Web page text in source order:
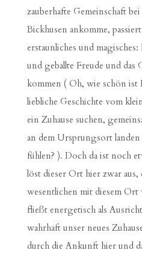
zauberhafte Gemeinschaft
Bickhusen ankomme,
erstaunliches und
und geballte Freude und das
kommen ( Oh, wie schön ist
liebliche Geschichte vom
ein Zuhause suchen,
an dem Ursprungsort
fühlen? ). Doch da ist noch
löst dieser Ort hier zwar
wesentlichen mit diesem
fließt energetisch als
wahrhaft unser neues
durch die Ankunft hier und